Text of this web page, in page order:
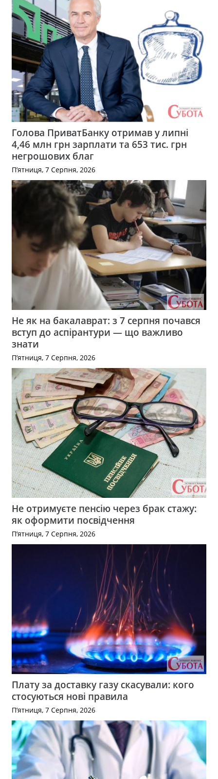
Голова ПриватБанку отримав у липні
4,46 млн грн зарплати та 653 тис. грн
негрошових благ
П’ятниця, 7 Серпня, 2026
Не як на бакалаврат: з 7 серпня почався
вступ до аспірантури — що важливо
знати
П’ятниця, 7 Серпня, 2026
Не отримуєте пенсію через брак стажу:
як оформити посвідчення
П’ятниця, 7 Серпня, 2026
Плату за доставку газу скасували: кого
стосуються нові правила
П’ятниця, 7 Серпня, 2026